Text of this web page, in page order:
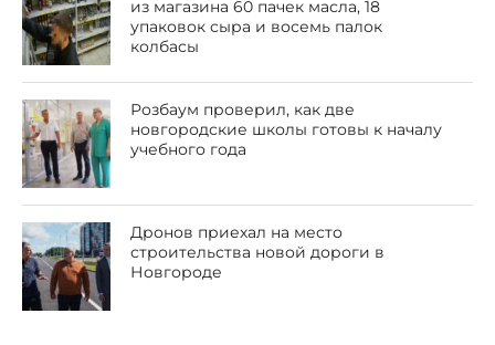
из магазина 60 пачек масла, 18
упаковок сыра и восемь палок
колбасы
Розбаум проверил, как две
новгородские школы готовы к началу
учебного года
Дронов приехал на место
строительства новой дороги в
Новгороде